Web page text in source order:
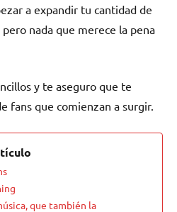
a expandir tu cantidad de
nada que merece la pena
y te aseguro que te
fans que comienzan a surgir.
que también la